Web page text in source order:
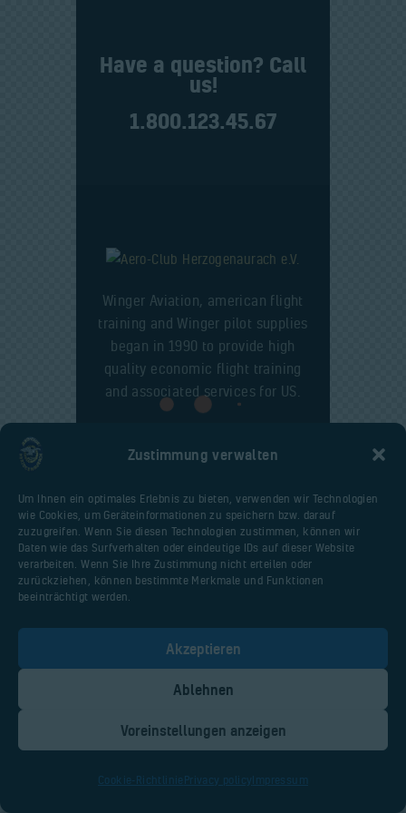
Zustimmung verwalten
Um Ihnen ein optimales Erlebnis zu bieten, verwenden wir Technologien
wie Cookies, um Geräteinformationen zu speichern bzw. darauf
zuzugreifen. Wenn Sie diesen Technologien zustimmen, können wir
Daten wie das Surfverhalten oder eindeutige IDs auf dieser Website
verarbeiten. Wenn Sie Ihre Zustimmung nicht erteilen oder
zurückziehen, können bestimmte Merkmale und Funktionen
beeinträchtigt werden.
Akzeptieren
Ablehnen
Voreinstellungen anzeigen
Cookie-Richtlinie Privacy policyImpressum
Have a question? Call
us!
1.800.123.45.67
Winger Aviation, american flight
training and Winger pilot supplies
began in 1990 to provide high
quality economic flight training
and associated services for US.
AncoraThemes© {{Y}}. All Rights
Reserved.